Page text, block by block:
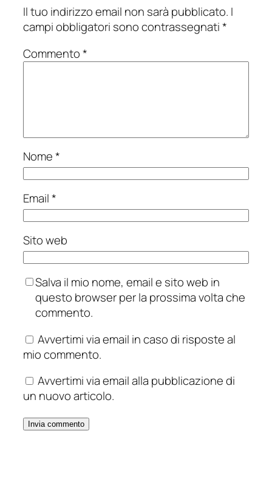
Il tuo indirizzo email non sarà pubblicato. I
campi obbligatori sono contrassegnati*
Commento*
Nome*
Email*
Sito web
Salva il mio nome, email e sito web in
questo browser per la prossima volta che
commento.
Avvertimi via email in caso di risposte al
mio commento.
Avvertimi via email alla pubblicazione di
un nuovo articolo.